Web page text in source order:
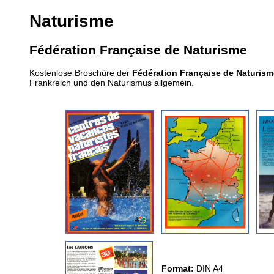
Naturisme
Fédération Française de Naturisme
Kostenlose Broschüre der Fédération Française de
Frankreich und den Naturismus allgemein.
Format: DIN A4